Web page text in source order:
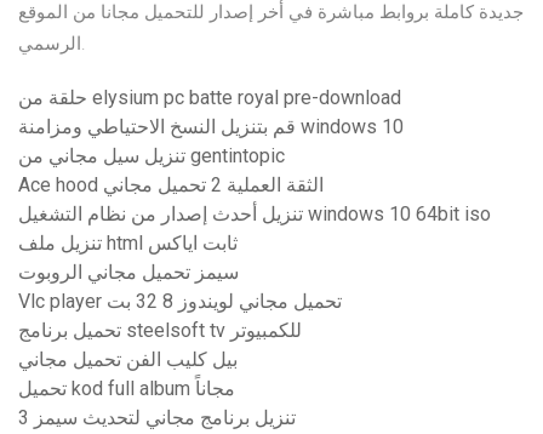
جديدة كاملة بروابط مباشرة في أخر إصدار للتحميل مجانا من الموقع
الرسمي.
حلقة من elysium pc batte royal pre-download
قم بتنزيل النسخ الاحتياطي ومزامنة windows 10
تنزيل سيل مجاني من gentintopic
Ace hood الثقة العملية 2 تحميل مجاني
تنزيل أحدث إصدار من نظام التشغيل windows 10 64bit iso
تنزيل ملف html ثابت اياكس
سيمز تحميل مجاني الروبوت
Vlc player تحميل مجاني لويندوز 8 32 بت
تحميل برنامج steelsoft tv للكمبيوتر
بيل كليب الفن تحميل مجاني
تحميل kod full album مجاناً
تنزيل برنامج مجاني لتحديث سيمز 3